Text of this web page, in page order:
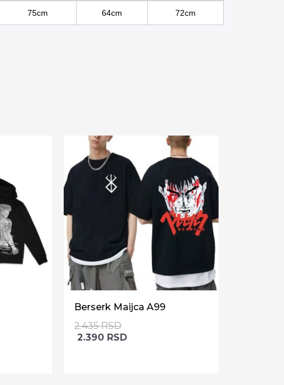
75cm 64cm 72cm
Berserk Maijca A99
2.435RSD
2.390 RSD